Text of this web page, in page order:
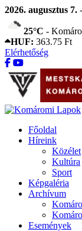
2026. augusztus 7.
25°C -
HUF: 363.75 Ft
Elérhetőség
Főoldal
Híreink
Közélet
Kultúra
Sport
Képgaléria
Archívum
Események